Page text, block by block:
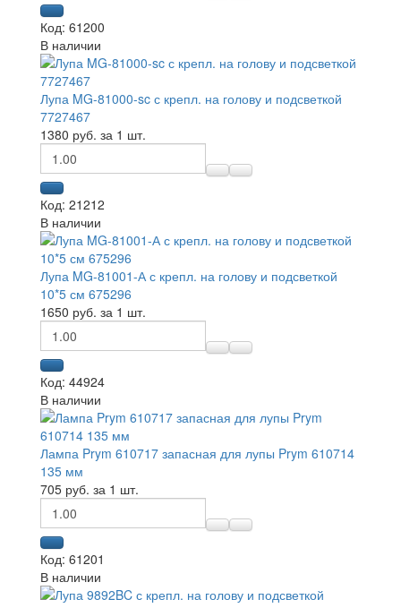
Код: 61200
В наличии
Лупа MG-81000-sc с крепл. на голову и подсветкой
7727467
1380 руб. за 1 шт.
Код: 21212
В наличии
Лупа MG-81001-А с крепл. на голову и подсветкой
10*5 см 675296
1650 руб. за 1 шт.
Код: 44924
В наличии
Лампа Prym 610717 запасная для лупы Prym 610714
135 мм
705 руб. за 1 шт.
Код: 61201
В наличии